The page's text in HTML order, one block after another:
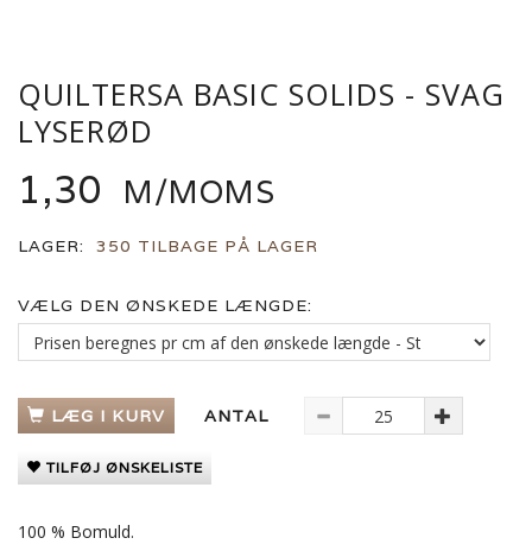
QUILTERSA BASIC SOLIDS - SVAG
LYSERØD
1,30 M/MOMS
LAGER: 350 TILBAGE PÅ LAGER
VÆLG DEN ØNSKEDE LÆNGDE:
LÆG I KURV ANTAL
TILFØJ ØNSKELISTE
100 % Bomuld.